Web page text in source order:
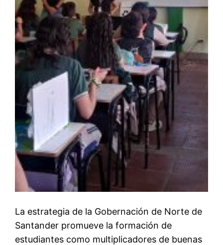
La estrategia de la Gobernación de Norte de
Santander promueve la formación de
estudiantes como multiplicadores de buenas